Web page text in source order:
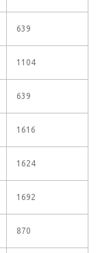
639
1104
639
1616
1624
1692
870